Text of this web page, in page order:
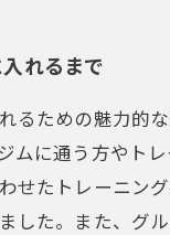
れるまで
るための魅力的
ムに通う方やト
せたトレーニン
した。また、グ